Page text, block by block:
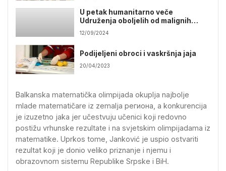
U petak humanitarno veče
Udruženja oboljelih od malignih
bolesti istočne Hercegovine
12/09/2024
Podijeljeni obroci i vaskršnja jaja
20/04/2023
Balkanska matematička olimpijada okuplja najbolje
mlade matematičare iz zemalja региона, a konkurencija
je izuzetno jaka jer učestvuju učenici koji redovno
postižu vrhunske rezultate i na svjetskim olimpijadama iz
matematike. Uprkos tome, Janković je uspio ostvariti
rezultat koji je donio veliko priznanje i njemu i
obrazovnom sistemu Republike Srpske i BiH.